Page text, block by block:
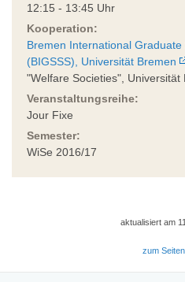
12:15 - 13:45 Uhr
Kooperation:
Bremen International
(BIGSSS), Universität Bremen
"Welfare Societies", Universität
Veranstaltungsreihe:
Jour Fixe
Semester:
WiSe 2016/17
aktualisiert am
zum